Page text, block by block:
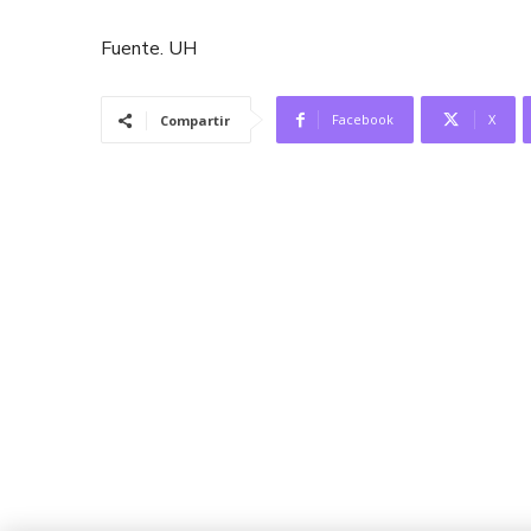
Fuente. UH
Compartir Facebook X